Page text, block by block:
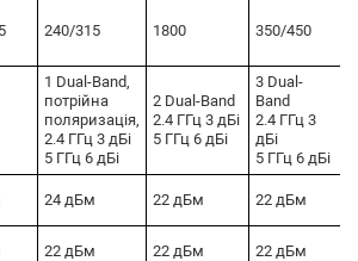
240/315 1800 350/450
1 Dual-Band,
потрійна
поляризація,
2.4 ГГц 3 дБі
5 ГГц 6 дБі
2 Dual-Band
2.4 ГГц 3 дБі
5 ГГц 6 дБі
3 Dual-
Band
2.4 ГГц 3
дБі
5 ГГц 6 дБі
24 дБм 22 дБм 22 дБм
22 дБм 22 дБм 22 дБм